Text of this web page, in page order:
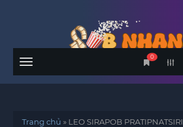
Menu
0
Trang chủ » LEO SIRAPOB PRATIPNATSIRI